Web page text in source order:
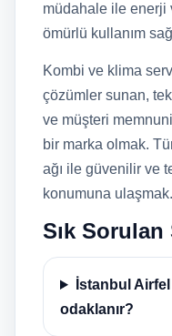
müdahale ile enerji
ömürlü kullanım
Kombi ve klima
çözümler sunan,
ve müşteri
bir marka olmak.
ağı ile güvenilir ve
konumuna ulaşmak.
Sık
İstanbul
odaklanır?